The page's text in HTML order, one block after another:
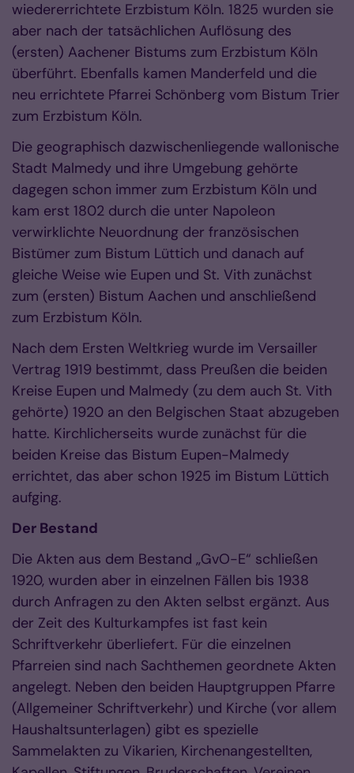
wiedererrichtete Erzbistum Köln. 1825 wurden sie
aber nach der tatsächlichen Auflösung des
(ersten) Aachener Bistums zum Erzbistum Köln
überführt. Ebenfalls kamen Manderfeld und die
neu errichtete Pfarrei Schönberg vom Bistum Trier
zum Erzbistum Köln.
Die geographisch dazwischenliegende wallonische
Stadt Malmedy und ihre Umgebung gehörte
dagegen schon immer zum Erzbistum Köln und
kam erst 1802 durch die unter Napoleon
verwirklichte Neuordnung der französischen
Bistümer zum Bistum Lüttich und danach auf
gleiche Weise wie Eupen und St. Vith zunächst
zum (ersten) Bistum Aachen und anschließend
zum Erzbistum Köln.
Nach dem Ersten Weltkrieg wurde im Versailler
Vertrag 1919 bestimmt, dass Preußen die beiden
Kreise Eupen und Malmedy (zu dem auch St. Vith
gehörte) 1920 an den Belgischen Staat abzugeben
hatte. Kirchlicherseits wurde zunächst für die
beiden Kreise das Bistum Eupen-Malmedy
errichtet, das aber schon 1925 im Bistum Lüttich
aufging.
Der Bestand
Die Akten aus dem Bestand „GvO-E“ schließen
1920, wurden aber in einzelnen Fällen bis 1938
durch Anfragen zu den Akten selbst ergänzt. Aus
der Zeit des Kulturkampfes ist fast kein
Schriftverkehr überliefert. Für die einzelnen
Pfarreien sind nach Sachthemen geordnete Akten
angelegt. Neben den beiden Hauptgruppen Pfarre
(Allgemeiner Schriftverkehr) und Kirche (vor allem
Haushaltsunterlagen) gibt es spezielle
Sammelakten zu Vikarien, Kirchenangestellten,